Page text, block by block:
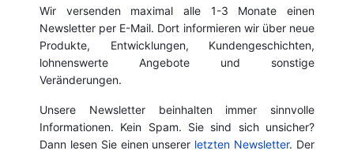
Wir versenden maximal alle 1-3 Monate einen
Newsletter per E-Mail. Dort informieren wir über neue
Produkte, Entwicklungen, Kundengeschichten,
lohnenswerte Angebote und sonstige
Veränderungen.
Unsere Newsletter beinhalten immer sinnvolle
Informationen. Kein Spam. Sie sind sich unsicher?
Dann lesen Sie einen unserer letzten Newsletter. Der